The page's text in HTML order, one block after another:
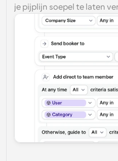
je pijplijn soepel te laten